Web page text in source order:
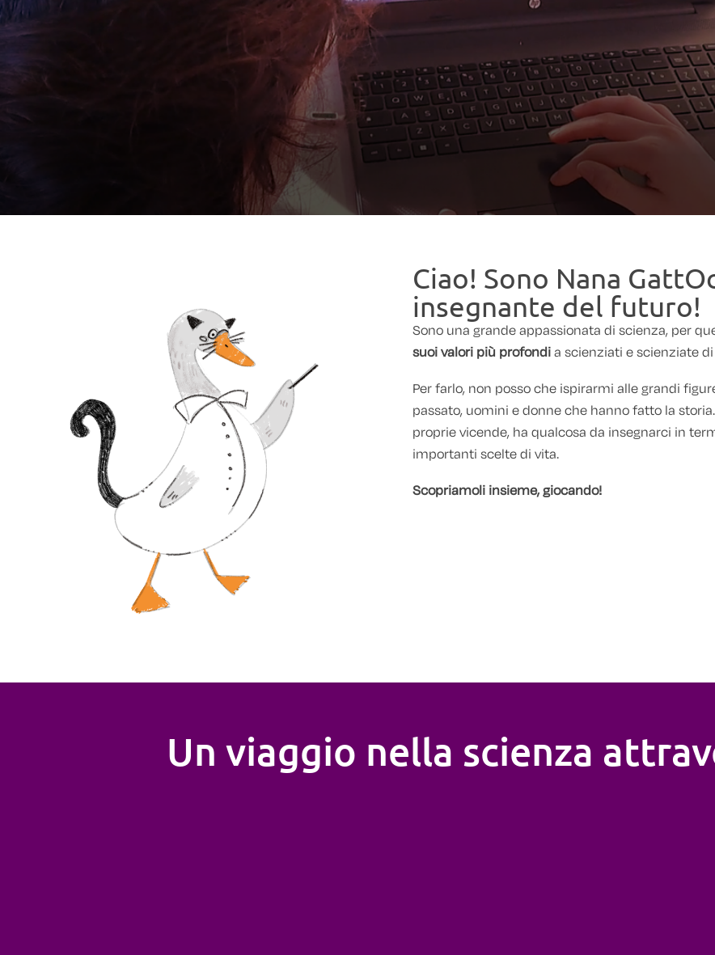
Ciao! Sono Nana
insegnante del futuro!
Sono una grande appassionata di scienza, per
suoi valori più profondia scienziati e scienziate
Per farlo, non posso che ispirarmi alle grandi
passato, uomini e donne che hanno fatto la
proprie vicende, ha qualcosa da insegnarci in
importanti scelte di vita.
Scopriamoli insieme, giocando!
Un viaggio nella scienza